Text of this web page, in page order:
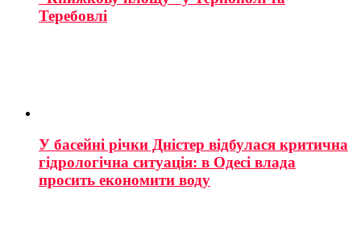
Теребовлі
У басейні річки Дністер відбулася критична
гідрологічна ситуація: в Одесі влада
просить економити воду